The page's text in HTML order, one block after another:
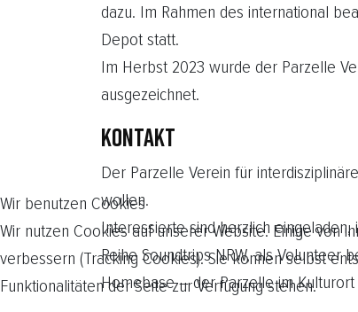
dazu. Im Rahmen des international
Depot statt.
Im Herbst 2023 wurde der Parzelle
ausgezeichnet.
KONTAKT
Der Parzelle Verein für
wollen.
Interessierte sind herzlich
Reihe Soundtrips NRW, als Volunteer
Homebase – der Parzelle im
Wir benutzen Cookies
Wir nutzen Cookies auf unserer Website. Einige von
verbessern (Tracking Cookies). Sie können selbst
Funktionalitäten der Seite zur Verfügung stehen.